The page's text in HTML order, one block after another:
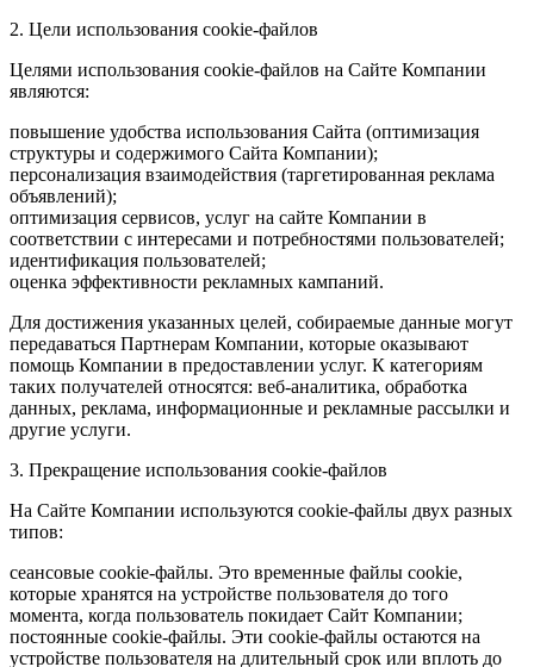
2. Цели использования cookie-файлов
Целями использования cookie-файлов на Сайте Компании
являются:
повышение удобства использования Сайта (оптимизация
структуры и содержимого Сайта Компании);
персонализация взаимодействия (таргетированная реклама
объявлений);
оптимизация сервисов, услуг на сайте Компании в
соответствии с интересами и потребностями пользователей;
идентификация пользователей;
оценка эффективности рекламных кампаний.
Для достижения указанных целей, собираемые данные могут
передаваться Партнерам Компании, которые оказывают
помощь Компании в предоставлении услуг. К категориям
таких получателей относятся: веб-аналитика, обработка
данных, реклама, информационные и рекламные рассылки и
другие услуги.
3. Прекращение использования cookie-файлов
На Сайте Компании используются cookie-файлы двух разных
типов:
сеансовые cookie-файлы. Это временные файлы cookie,
которые хранятся на устройстве пользователя до того
момента, когда пользователь покидает Сайт Компании;
постоянные cookie-файлы. Эти cookie-файлы остаются на
устройстве пользователя на длительный срок или вплоть до